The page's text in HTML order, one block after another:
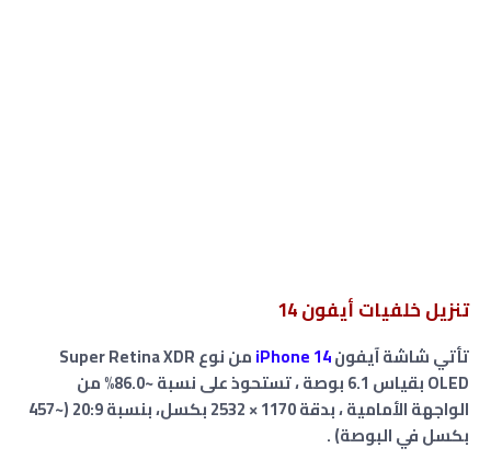
تنزيل خلفيات أيفون 14
تأتي شاشة آيفونiPhone 14
من نوع Super Retina XDR
OLED بقياس 6.1 بوصة ، تستحوذ على نسبة ~86.0% من
الواجهة الأمامية ، بدقة 1170 × 2532 بكسل، بنسبة 20:9 (~457
بكسل في البوصة) .